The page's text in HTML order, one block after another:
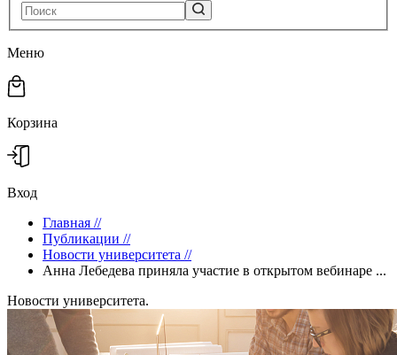
Меню
Корзина
Вход
Главная //
Публикации //
Новости университета //
Анна Лебедева приняла участие в открытом вебинаре ...
Новости университета.